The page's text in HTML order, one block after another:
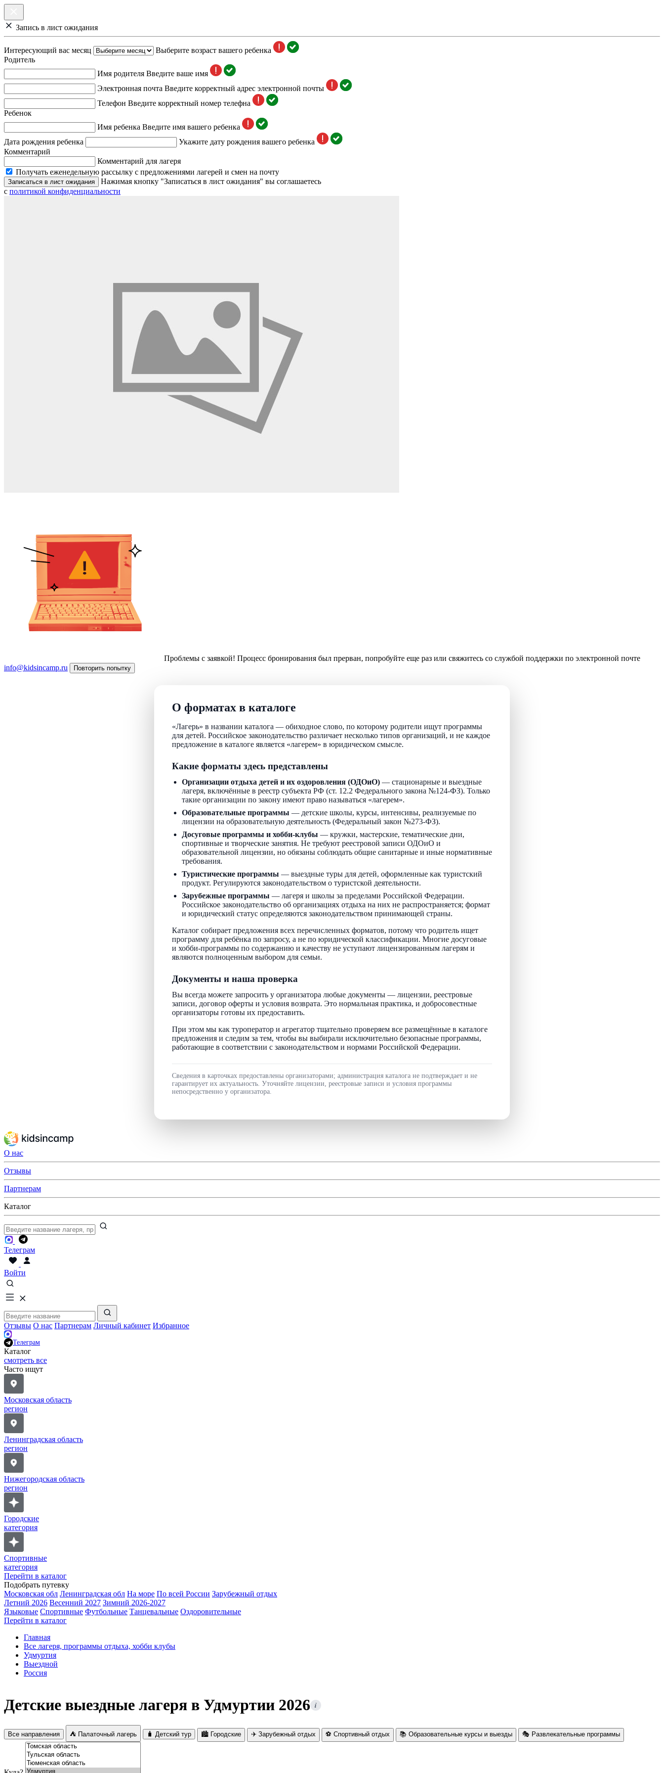
Запись в лист ожидания
Интересующий вас месяц
Выберите возраст вашего ребенка
Родитель
Имя родителя Введите ваше имя
Электронная почта Введите корректный адрес электронной почты
Телефон Введите корректный номер телефна
Ребенок
Имя ребенка Введите имя вашего ребенка
Дата рождения ребенка
Укажите дату рождения вашего ребенка
Комментарий
Комментарий для лагеря
Получать еженедельную рассылку с предложениями лагерей и смен на почту
Записаться в лист ожидания
Нажимая кнопку "Записаться в лист ожидания" вы соглашаетесь
с политикой конфиденциальности
Проблемы с заявкой! Процесс бронирования был прерван, попробуйте еще раз или свяжитесь со службой поддержки по электронной почте
info@kidsincamp.ru
Повторить попытку
О форматах в каталоге
«Лагерь» в названии каталога — обиходное слово, по которому родители ищут программы
для детей. Российское законодательство различает несколько типов организаций, и не каждое
предложение в каталоге является «лагерем» в юридическом смысле.
Какие форматы здесь представлены
Организации отдыха детей и их оздоровления (ОДОиО) — стационарные и выездные
лагеря, включённые в реестр субъекта РФ (ст. 12.2 Федерального закона №124-ФЗ). Только
такие организации по закону имеют право называться «лагерем».
Образовательные программы — детские школы, курсы, интенсивы, реализуемые по
лицензии на образовательную деятельность (Федеральный закон №273-ФЗ).
Досуговые программы и хобби-клубы — кружки, мастерские, тематические дни,
спортивные и творческие занятия. Не требуют реестровой записи ОДОиО и
образовательной лицензии, но обязаны соблюдать общие санитарные и иные нормативные
требования.
Туристические программы — выездные туры для детей, оформленные как туристский
продукт. Регулируются законодательством о туристской деятельности.
Зарубежные программы — лагеря и школы за пределами Российской Федерации.
Российское законодательство об организациях отдыха на них не распространяется; формат
и юридический статус определяются законодательством принимающей страны.
Каталог собирает предложения всех перечисленных форматов, потому что родитель ищет
программу для ребёнка по запросу, а не по юридической классификации. Многие досуговые
и хобби-программы по содержанию и качеству не уступают лицензированным лагерям и
являются полноценным выбором для семьи.
Документы и наша проверка
Вы всегда можете запросить у организатора любые документы — лицензии, реестровые
записи, договор оферты и условия возврата. Это нормальная практика, и добросовестные
организаторы готовы их предоставить.
При этом мы как туроператор и агрегатор тщательно проверяем все размещённые в каталоге
предложения и следим за тем, чтобы вы выбирали исключительно безопасные программы,
работающие в соответствии с законодательством и нормами Российской Федерации.
Сведения в карточках предоставлены организаторами; администрация каталога не подтверждает и не
гарантирует их актуальность. Уточняйте лицензии, реестровые записи и условия программы
непосредственно у организатора.
О нас
Отзывы
Партнерам
Каталог
Телеграм
Войти
Отзывы О нас Партнерам Личный кабинет Избранное
Телеграм
Каталог
смотреть все
Часто ищут
Московская область
регион
Ленинградская область
регион
Нижегородская область
регион
Городские
категория
Спортивные
категория
Перейти в каталог
Подобрать путевку
Московская обл Ленинградская обл На море По всей России Зарубежный отдых
Летний 2026 Весенний 2027 Зимний 2026-2027
Языковые Спортивные Футбольные Танцевальные Оздоровительные
Перейти в каталог
Главная
Все лагеря, программы отдыха, хобби клубы
Удмуртия
Выездной
Россия
Детские выездные лагеря в Удмуртии 2026 i
Все направления ⛺ Палаточный лагерь 🧳 Детский тур 🏙️ Городские ✈️ Зарубежный отдых ⚽ Спортивный отдых 📚 Образовательные курсы и выезды 🎭 Развлекательные программы